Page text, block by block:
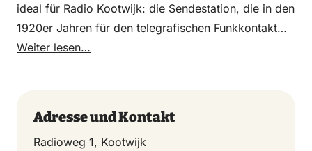
ideal für Radio Kootwijk: die Sendestation, die in den
1920er Jahren für den telegrafischen Funkkontakt
mit dem damaligen Niederländisch-Ostindien gebaut
Weiter lesen…
Adresse und Kontakt
Radioweg 1, Kootwijk